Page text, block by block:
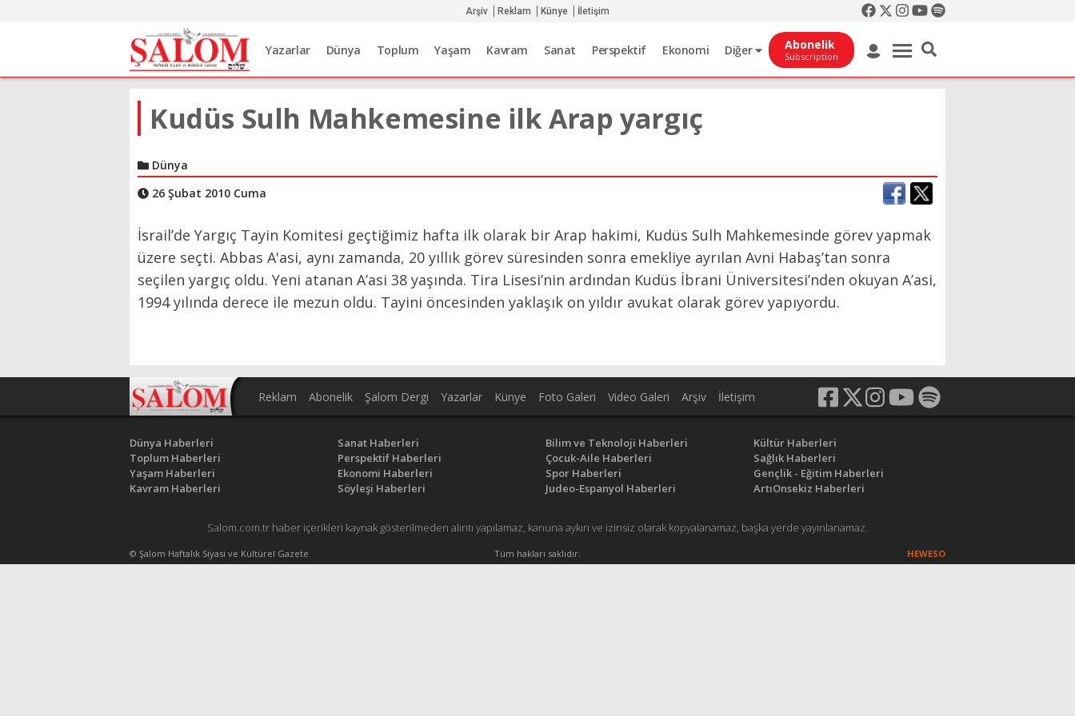
Arşiv Reklam Künye İletişim
Yazarlar Dünya Toplum Yaşam Kavram Sanat Perspektif Ekonomi Diğer Abonelik
Subscription
Kudüs Sulh Mahkemesine ilk Arap yargıç
Dünya
26 Şubat 2010 Cuma
İsrail’de Yargıç Tayin Komitesi geçtiğimiz hafta ilk olarak bir Arap hakimi, Kudüs Sulh Mahkemesinde görev yapmak
üzere seçti. Abbas A'asi, aynı zamanda, 20 yıllık görev süresinden sonra emekliye ayrılan Avni Habaş’tan sonra
seçilen yargıç oldu. Yeni atanan A’asi 38 yaşında. Tira Lisesi’nin ardından Kudüs İbrani Üniversitesi’nden okuyan A’asi,
1994 yılında derece ile mezun oldu. Tayini öncesinden yaklaşık on yıldır avukat olarak görev yapıyordu.
Reklam Abonelik Şalom Dergi Yazarlar Künye Foto Galeri Video Galeri Arşiv İletişim
Dünya Haberleri
Toplum Haberleri
Yaşam Haberleri
Kavram Haberleri
Sanat Haberleri
Perspektif Haberleri
Ekonomi Haberleri
Söyleşi Haberleri
Bilim ve Teknoloji Haberleri
Çocuk-Aile Haberleri
Spor Haberleri
Judeo-Espanyol Haberleri
Kültür Haberleri
Sağlık Haberleri
Gençlik - Eğitim Haberleri
ArtıOnsekiz Haberleri
Salom.com.tr haber içerikleri kaynak gösterilmeden alıntı yapılamaz, kanuna aykırı ve izinsiz olarak kopyalanamaz, başka yerde yayınlanamaz.
© Şalom Haftalık Siyasi ve Kültürel Gazete Tüm hakları saklıdır. HEWESO